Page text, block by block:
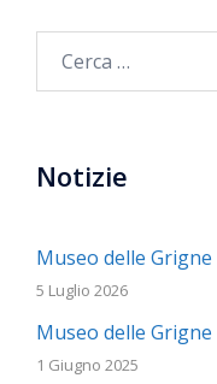
per:
Notizie
Museo delle
5 Luglio 2026
Museo delle
1 Giugno 2025